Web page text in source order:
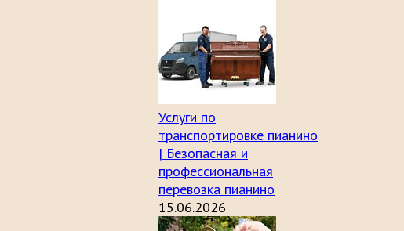
Услуги по
транспортировке пианино
| Безопасная и
профессиональная
перевозка пианино
15.06.2026